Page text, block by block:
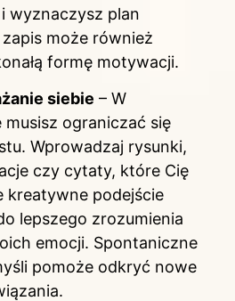
wyznaczysz plan
zapis może również
formę motywacji.
siebie – W
musisz ograniczać się
Wprowadzaj rysunki,
czy cytaty, które Cię
kreatywne podejście
lepszego zrozumienia
emocji. Spontaniczne
pomoże odkryć nowe